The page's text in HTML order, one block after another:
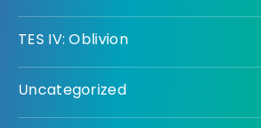
TES IV: Oblivion
Uncategorized